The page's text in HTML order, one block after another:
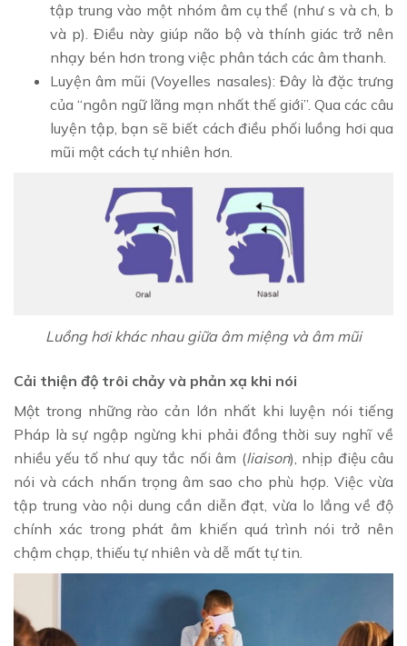
tập trung vào một nhóm âm cụ thể (như s và ch, b
và p). Điều này giúp não bộ và thính giác trở nên
nhạy bén hơn trong việc phân tách các âm thanh.
Luyện âm mũi (Voyelles nasales): Đây là đặc trưng
của “ngôn ngữ lãng mạn nhất thế giới”. Qua các câu
luyện tập, bạn sẽ biết cách điều phối luồng hơi qua
mũi một cách tự nhiên hơn.
Luồng hơi khác nhau giữa âm miệng và âm mũi
Cải thiện độ trôi chảy và phản xạ khi nói
Một trong những rào cản lớn nhất khi luyện nói tiếng
Pháp là sự ngập ngừng khi phải đồng thời suy nghĩ về
nhiều yếu tố như quy tắc nối âm (liaison), nhịp điệu câu
nói và cách nhấn trọng âm sao cho phù hợp. Việc vừa
tập trung vào nội dung cần diễn đạt, vừa lo lắng về độ
chính xác trong phát âm khiến quá trình nói trở nên
chậm chạp, thiếu tự nhiên và dễ mất tự tin.